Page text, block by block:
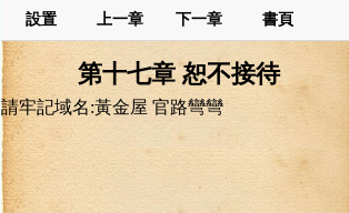
設置 上一章 下一章 書頁
第十七章 恕不接待
請牢記域名:黃金屋 官路彎彎